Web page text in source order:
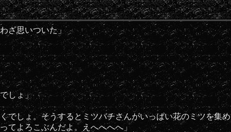
ざ思いついた」
しょ」
でしょ。そうするとミツバチさんがいっぱい花のミツを集
てよろこぶんだよ。えへへへへ」